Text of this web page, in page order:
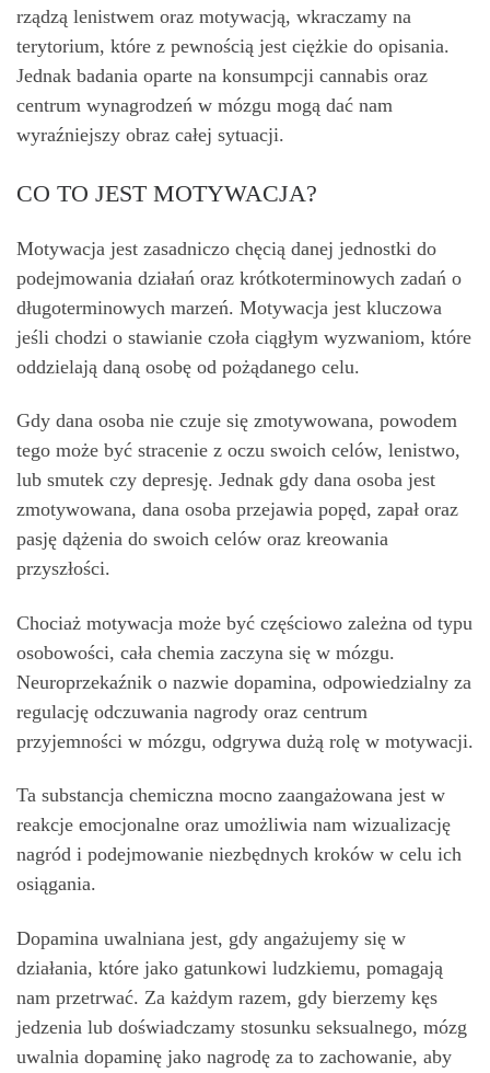
rządzą lenistwem oraz motywacją, wkraczamy na
terytorium, które z pewnością jest ciężkie do opisania.
Jednak badania oparte na konsumpcji cannabis oraz
centrum wynagrodzeń w mózgu mogą dać nam
wyraźniejszy obraz całej sytuacji.
CO TO JEST MOTYWACJA?
Motywacja jest zasadniczo chęcią danej jednostki do
podejmowania działań oraz krótkoterminowych zadań o
długoterminowych marzeń. Motywacja jest kluczowa
jeśli chodzi o stawianie czoła ciągłym wyzwaniom, które
oddzielają daną osobę od pożądanego celu.
Gdy dana osoba nie czuje się zmotywowana, powodem
tego może być stracenie z oczu swoich celów, lenistwo,
lub smutek czy depresję. Jednak gdy dana osoba jest
zmotywowana, dana osoba przejawia popęd, zapał oraz
pasję dążenia do swoich celów oraz kreowania
przyszłości.
Chociaż motywacja może być częściowo zależna od typu
osobowości, cała chemia zaczyna się w mózgu.
Neuroprzekaźnik o nazwie dopamina, odpowiedzialny za
regulację odczuwania nagrody oraz centrum
przyjemności w mózgu, odgrywa dużą rolę w motywacji.
Ta substancja chemiczna mocno zaangażowana jest w
reakcje emocjonalne oraz umożliwia nam wizualizację
nagród i podejmowanie niezbędnych kroków w celu ich
osiągania.
Dopamina uwalniana jest, gdy angażujemy się w
działania, które jako gatunkowi ludzkiemu, pomagają
nam przetrwać. Za każdym razem, gdy bierzemy kęs
jedzenia lub doświadczamy stosunku seksualnego, mózg
uwalnia dopaminę jako nagrodę za to zachowanie, aby